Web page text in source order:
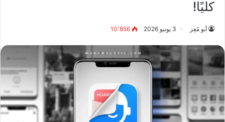
كليًا!
أبو مُعِز 3 يونيو 2026 10٬856